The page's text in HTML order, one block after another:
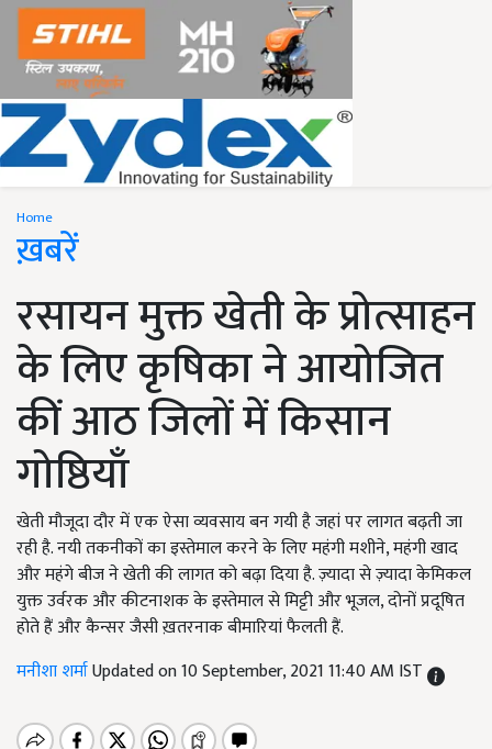
Home
ख़बरें
रसायन मुक्त खेती के प्रोत्साहन
के लिए कृषिका ने आयोजित
कीं आठ जिलों में किसान
गोष्ठियाँ
खेती मौजूदा दौर में एक ऐसा व्यवसाय बन गयी है जहां पर लागत बढ़ती जा
रही है. नयी तकनीकों का इस्तेमाल करने के लिए महंगी मशीने, महंगी खाद
और महंगे बीज ने खेती की लागत को बढ़ा दिया है. ज़्यादा से ज़्यादा केमिकल
युक्त उर्वरक और कीटनाशक के इस्तेमाल से मिट्टी और भूजल, दोनों प्रदूषित
होते हैं और कैन्सर जैसी ख़तरनाक बीमारियां फैलती हैं.
मनीशा शर्माUpdated on 10 September, 2021 11:40 AM IST